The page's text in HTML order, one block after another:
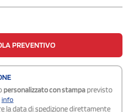
PREVENTIVO
personalizzato con stampa previsto
info
la data di spedizionedirettamente